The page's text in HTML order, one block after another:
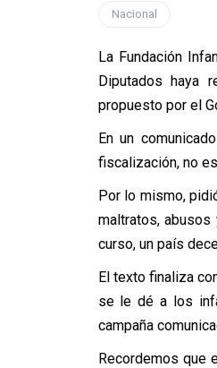
Nacional
La Fundación
Diputados haya
propuesto por el
En un
fiscalización, no
Por lo mismo,
maltratos,
curso, un país
El texto finaliza
se le dé a los
campaña
Recordemos que